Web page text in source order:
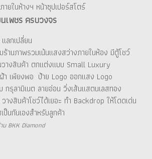
ยในห้างฯ หน้าซุปเปอร์สโตร์
เพชร ครบวงจร
ลกเปลี่ยน
ร้านภาพรวมเน้นแสงสว่างภายในห้อง มีตู้โชว์
างสินค้า ตกแต่งแบบ Small Luxury
า เพียงพอ ป้าย Logo ออกแสง Logo
กรุลามิเนต ลายอ่อน วิ่งเส้นแสตนเลสทอง
างสินค้าโชว์ได้เยอะ ทำ Backdrop ให้โดดเด่น
ป็นกันเองสำหรับลูกค้า
น BKK Diamond